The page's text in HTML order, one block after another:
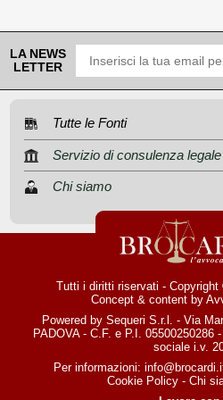
LA NEWS
LETTER
Tutte le Fonti
Servizio di consulenza legale
Chi siamo
Tutti i diritti riservati -
Concept & content by
Powered by Sequeri S.r.l. - Via
PADOVA - C.F. e P.I. 05500250286
sociale i.v.
Per informazioni:
Cookie Policy - Chi